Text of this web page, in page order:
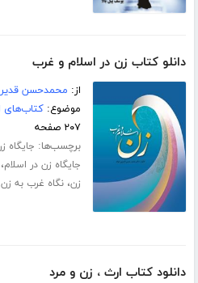
دانلو کتاب زن در اسلام و غرب
از: محمدحسن
موضوع:کتاب‌های
۲۰۷ صفحه
برچسب‌ها: جایگاه
جایگاه زن در اسلام
زن،نگاه غرب به زن
دانلود کتاب ارث ، زن و مرد